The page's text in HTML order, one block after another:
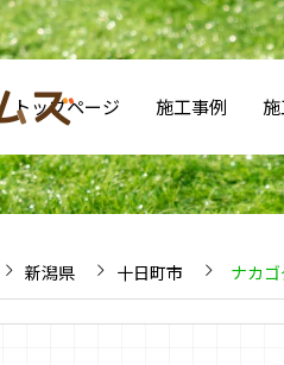
トップページ 施工事例
新潟県 十日町市 ナカ